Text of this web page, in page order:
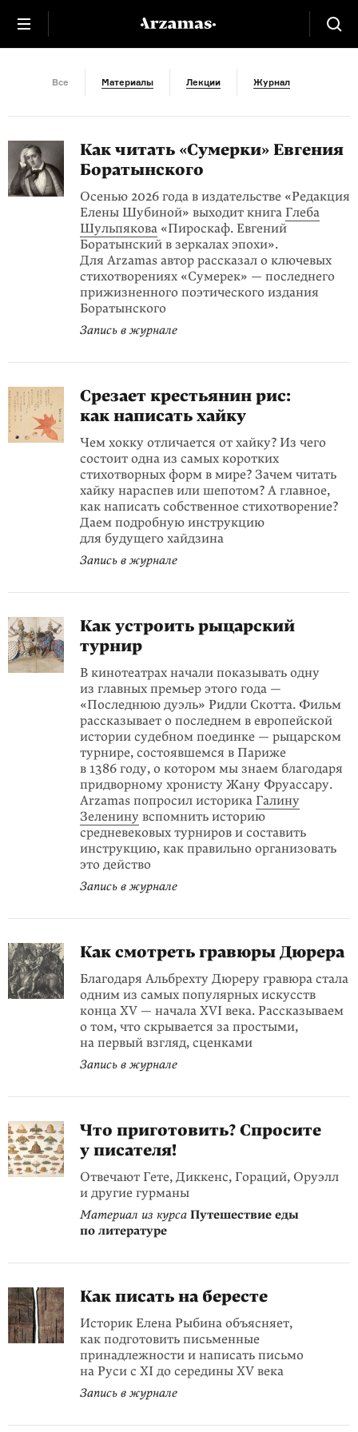
Инструкция
Все Материалы Лекции Журнал
Как читать «Сумерки» Евгения
Боратынского
Осенью 2026 года в издательстве «Редакция
Елены Шубиной» выходит книга Глеба
Шульпякова «Пироскаф. Евгений
Боратынский в зеркалах эпохи».
Для Arzamas автор рассказал о ключевых
стихотворениях «Сумерек» — последнего
прижизненного поэтического издания
Боратынского
Запись в журнале
Срезает крестьянин рис:
как написать хайку
Чем хокку отличается от хайку? Из чего
состоит одна из самых коротких
стихотворных форм в мире? Зачем читать
хайку нараспев или шепотом? А главное,
как написать собственное стихотворение?
Даем подробную инструкцию
для будущего хайдзина
Запись в журнале
Как устроить рыцарский
турнир
В кинотеатрах начали показывать одну
из главных премьер этого года —
«Последнюю дуэль» Ридли Скотта. Фильм
рассказывает о последнем в европейской
истории судебном поединке — рыцарском
турнире, состоявшемся в Париже
в 1386 году, о котором мы знаем благодаря
придворному хронисту Жану Фруассару.
Arzamas попросил историка Галину
Зеленину вспомнить историю
средневековых турниров и составить
инструкцию, как правильно организовать
это действо
Запись в журнале
Как смотреть гравюры Дюрера
Благодаря Альбрехту Дюреру гравюра стала
одним из самых популярных искусств
конца XV — начала XVI века. Рассказываем
о том, что скрывается за простыми,
на первый взгляд, сценками
Запись в журнале
Что приготовить? Спросите
у писателя!
Отвечают Гете, Диккенс, Гораций, Оруэлл
и другие гурманы
Материал из курса Путешествие еды
по литературе
Как писать на бересте
Историк Елена Рыбина объясняет,
как подготовить письменные
принадлежности и написать письмо
на Руси с XI до середины XV века
Запись в журнале